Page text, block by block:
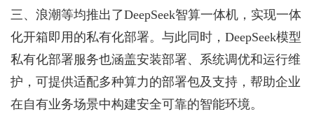
三、浪潮等均推出了DeepSeek智算一体机，实现一体
化开箱即用的私有化部署。与此同时，DeepSeek模型
私有化部署服务也涵盖安装部署、系统调优和运行维
护，可提供适配多种算力的部署包及支持，帮助企业
在自有业务场景中构建安全可靠的智能环境。